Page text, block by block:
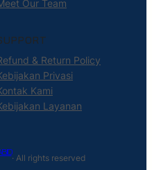
Our Team
& Return Policy
Privasi
Kami
Layanan
· All rights reserved